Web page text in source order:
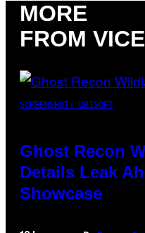
MORE
FROM VICE
SCREENSHOT: UBISOFT
Ghost Recon
Details Leak
Showcase